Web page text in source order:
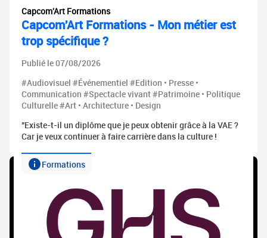
Capcom'Art Formations
Capcom'Art Formations - Mon métier est
trop spécifique ?
Publié le 07/08/2026
#Audiovisuel #Événementiel #Edition • Presse •
Communication #Spectacle vivant #Patrimoine • Politique
Culturelle #Art • Architecture • Design
"Existe-t-il un diplôme que je peux obtenir grâce à la VAE ?
Car je veux continuer à faire carrière dans la culture !
Formations